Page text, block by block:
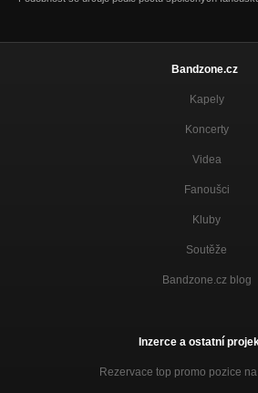
Vánoce - CD Denní tisk (2009)
Paní z předměstí - CD Denní tisk (2009)
Jasný postoj - CD Běda Vám (2005)
Bandzone.cz
Kapely
Koncerty
Videa
Fanoušci
Kluby
Soutěže
Bandzone.cz blog
Inzerce a ostatní
Rezervace top promo pozice